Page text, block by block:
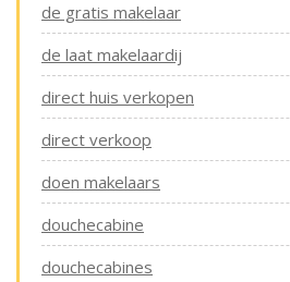
de gratis makelaar
de laat makelaardij
direct huis verkopen
direct verkoop
doen makelaars
douchecabine
douchecabines